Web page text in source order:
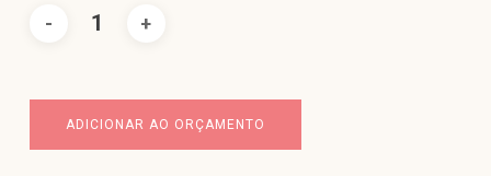
ADICIONAR AO ORÇAMENTO